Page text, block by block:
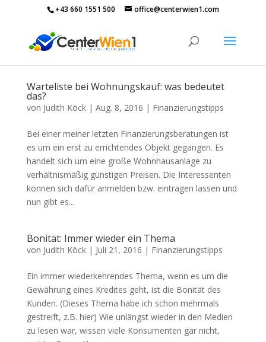
+43 660 1551 500 office@centerwien1.com
Warteliste bei Wohnungskauf: was bedeutet
das?
von Judith Köck| Aug. 8, 2016 | Finanzierungstipps
Bei einer meiner letzten Finanzierungsberatungen ist
es um ein erst zu errichtendes Objekt gegangen. Es
handelt sich um eine große Wohnhausanlage zu
verhältnismäßig günstigen Preisen. Die Interessenten
können sich dafür anmelden bzw. eintragen lassen und
nun gibt es...
Bonität: Immer wieder ein Thema
von Judith Köck| Juli 21, 2016 | Finanzierungstipps
Ein immer wiederkehrendes Thema, wenn es um die
Gewährung eines Kredites geht, ist die Bonität des
Kunden. (Dieses Thema habe ich schon mehrmals
gestreift, z.B. hier) Wie unlängst wieder in den Medien
zu lesen war, wissen viele Konsumenten gar nicht,